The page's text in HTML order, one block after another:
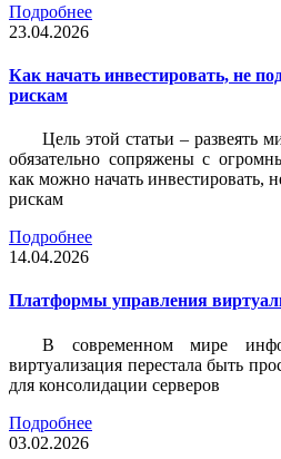
Подробнее
23.04.2026
Как начать инвестировать, не
рискам
Цель этой статьи – развеять
обязательно сопряжены с
как можно начать инвестировать,
рискам
Подробнее
14.04.2026
Платформы управления
В современном мире
виртуализация перестала быть
для консолидации серверов
Подробнее
03.02.2026